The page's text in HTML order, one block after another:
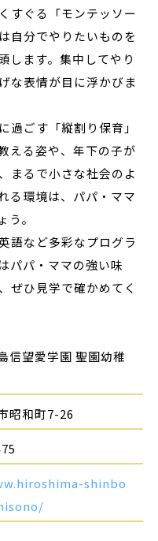
すぐる「モンテッソー
自分でやりたいものを
します。集中してやり
な表情が目に浮かびま
過ごす「縦割り保育」
える姿や、年下の子が
まるで小さな社会のよ
る環境は、パパ・ママ
。
語など多彩なプログラ
パパ・ママの強い味
ぜひ見学で確かめてく
信望愛学園 聖園幼稚
昭和町7-26
shinbo